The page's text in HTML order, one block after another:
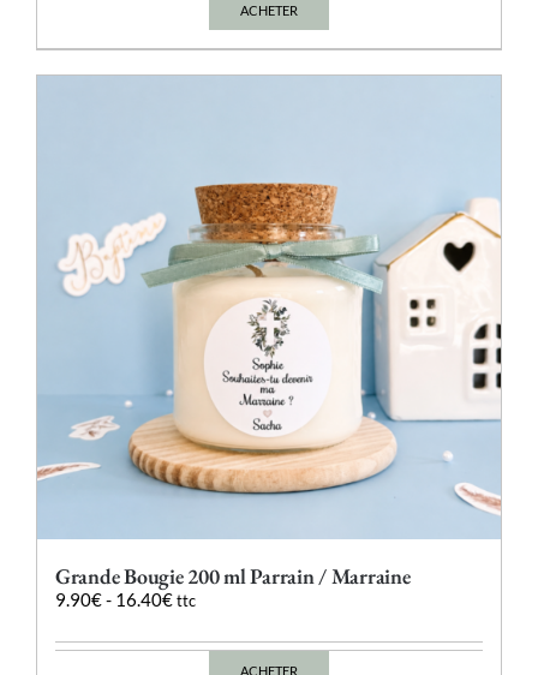
ACHETER
Ce
être
choisies
sur
la
page
du
produit
Grande Bougie 200 ml Parrain / Marraine
9.90€- 16.40€ ttc
ACHETER